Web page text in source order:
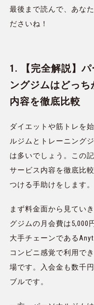
最後まで読んで、あな
ださいね！
1. 【完全解説】
ングジムはどっ
内容を徹底比較
ダイエットや筋トレを
ルジムとトレーニング
は多いでしょう。この
サービス内容を徹底比
つける手助けをします。
まず料金面から見てい
グジムの月会費は5,000
大手チェーンである
コンビニ感覚で利用で
場です。入会金も数千
ブルです。